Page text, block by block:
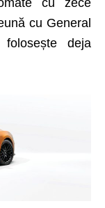
cu General
deja